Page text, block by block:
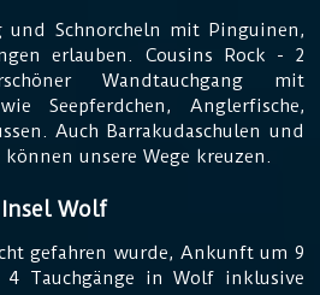
und Schnorcheln mit Pinguinen,
erlauben. Cousins Rock - 2
Wandtauchgang mit
Seepferdchen, Anglerfische,
Auch Barrakudaschulen und
unsere Wege kreuzen.
Wolf
gefahren wurde, Ankunft um 9
Tauchgänge in Wolf inklusive